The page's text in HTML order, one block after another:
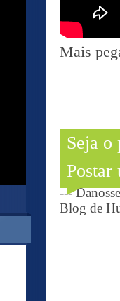
Mais
Seja o
Postar
---
Blog de